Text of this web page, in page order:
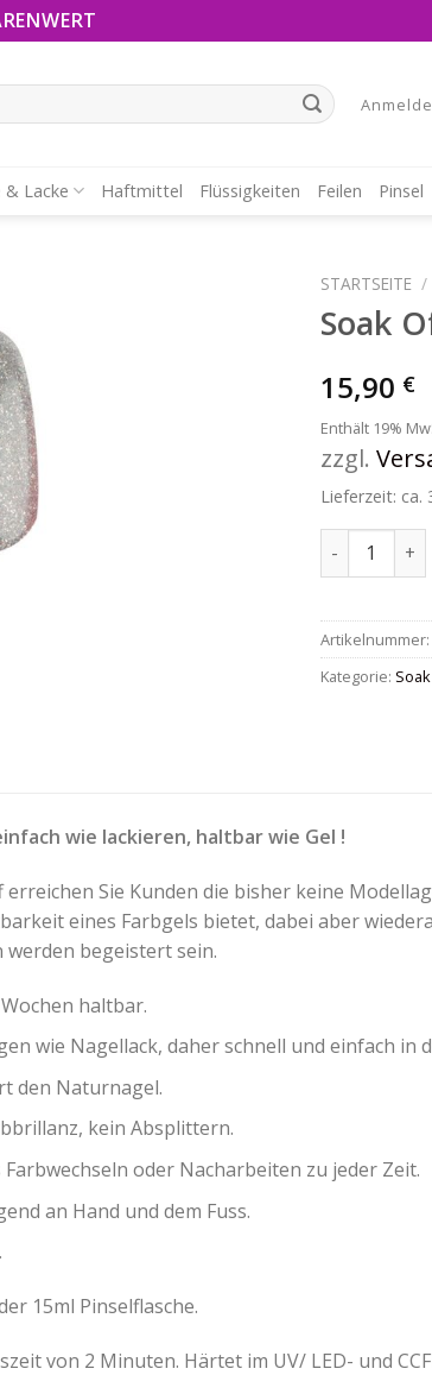
& Lacke Haftmittel Flüssigkeiten Feilen Pinsel
STARTSEITE /
Soak
15,90 €
Enthält 19%
zzgl.
Lieferzeit: ca.
Soak Off -
Artikelnummer:
Kategorie:
wie lackieren, haltbar wie Gel !
erreichen Sie Kunden die bisher keine
eines Farbgels bietet, dabei aber
werden begeistert sein.
haltbar.
wie Nagellack, daher schnell und einfach in
den Naturnagel.
kein Absplittern.
Farbwechseln oder Nacharbeiten zu jeder Zeit.
an Hand und dem Fuss.
15ml Pinselflasche.
von 2 Minuten. Härtet im UV/ LED- und